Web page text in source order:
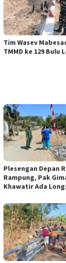
Tim Wasev
TMMD ke 129 Bulu
Plesengan Depan
Rampung, Pak
Khawatir Ada